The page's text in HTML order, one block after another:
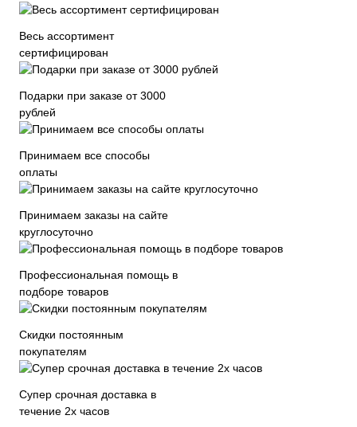
Весь ассортимент
сертифицирован
Подарки при заказе от 3000
рублей
Принимаем все способы
оплаты
Принимаем заказы на сайте
круглосуточно
Профессиональная помощь в
подборе товаров
Скидки постоянным
покупателям
Супер срочная доставка в
течение 2х часов